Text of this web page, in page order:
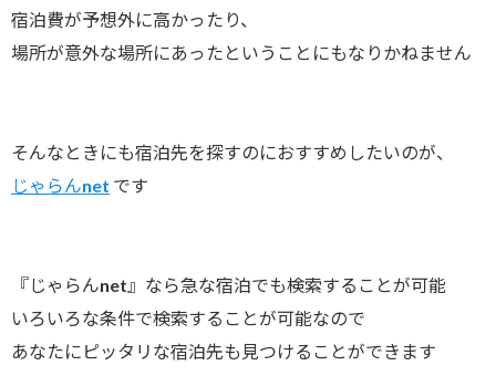
宿泊費が予想外に高かったり、
場所が意外な場所にあったということにもなりかねません
そんなときにも宿泊先を探すのにおすすめしたいのが、
じゃらんnet です
『じゃらんnet』なら急な宿泊でも検索することが可能
いろいろな条件で検索することが可能なので
あなたにピッタリな宿泊先も見つけることができます